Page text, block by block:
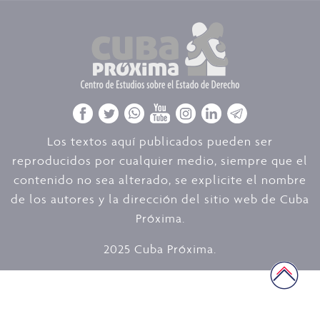
Los textos aquí publicados pueden ser
reproducidos por cualquier medio, siempre que el
contenido no sea alterado, se explicite el nombre
de los autores y la dirección del sitio web de Cuba
Próxima.
2025 Cuba Próxima.